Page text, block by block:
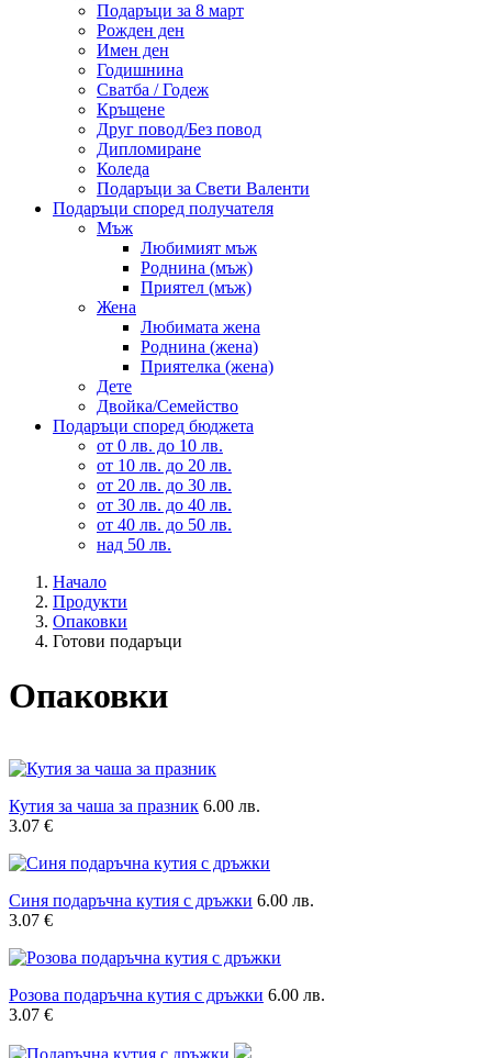
Подаръци за 8 март
Рожден ден
Имен ден
Годишнина
Сватба / Годеж
Кръщене
Друг повод/Без повод
Дипломиране
Коледа
Подаръци за Свети Валенти
Подаръци според получателя
Мъж
Любимият мъж
Роднина (мъж)
Приятел (мъж)
Жена
Любимата жена
Роднина (жена)
Приятелка (жена)
Дете
Двойка/Семейство
Подаръци според бюджета
от 0 лв. до 10 лв.
от 10 лв. до 20 лв.
от 20 лв. до 30 лв.
от 30 лв. до 40 лв.
от 40 лв. до 50 лв.
над 50 лв.
Начало
Продукти
Опаковки
Готови подаръци
Опаковки
Кутия за чаша за празник 6.00 лв.
3.07 €
Синя подаръчна кутия с дръжки 6.00 лв.
3.07 €
Розова подаръчна кутия с дръжки 6.00 лв.
3.07 €